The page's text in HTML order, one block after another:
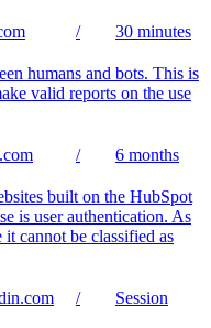
/ 30 minutes
humans and bots. This is
valid reports on the use
/ 6 months
built on the HubSpot
is user authentication. As
it cannot be classified as
/ Session